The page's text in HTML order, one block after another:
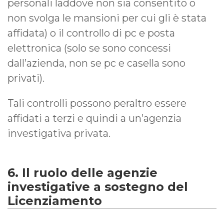
personali laddove non sia consentito o
non svolga le mansioni per cui gli è stata
affidata) o il controllo di pc e posta
elettronica (solo se sono concessi
dall’azienda, non se pc e casella sono
privati).
Tali controlli possono peraltro essere
affidati a terzi e quindi a un’agenzia
investigativa privata.
6. Il ruolo delle agenzie
investigative a sostegno del
Licenziamento